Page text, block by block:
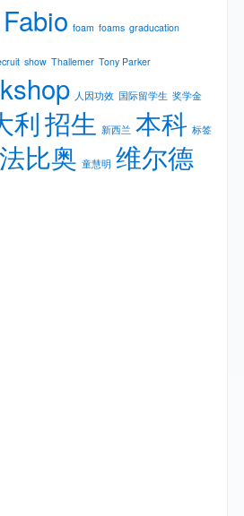
Fabio foam foams graducation
show Thallemer Tony Parker
人因功效 国际留学生 奖学金
利招生 新⻄兰 本科 标签
法比奥 童慧明 维尔德